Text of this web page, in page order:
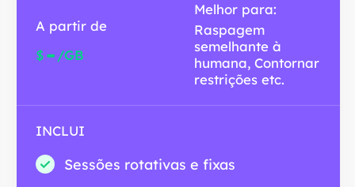
A partir de
$- /GB
Melhor para:
Raspagem
semelhante à
humana, Contornar
restrições etc.
INCLUI
Sessões rotativas e fixas